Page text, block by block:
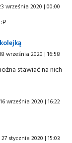
września 2020 | 00:00
września 2020 | 16:58
stawiać na nich
16 września 2020 | 16:22
27 stycznia 2020 | 15:03